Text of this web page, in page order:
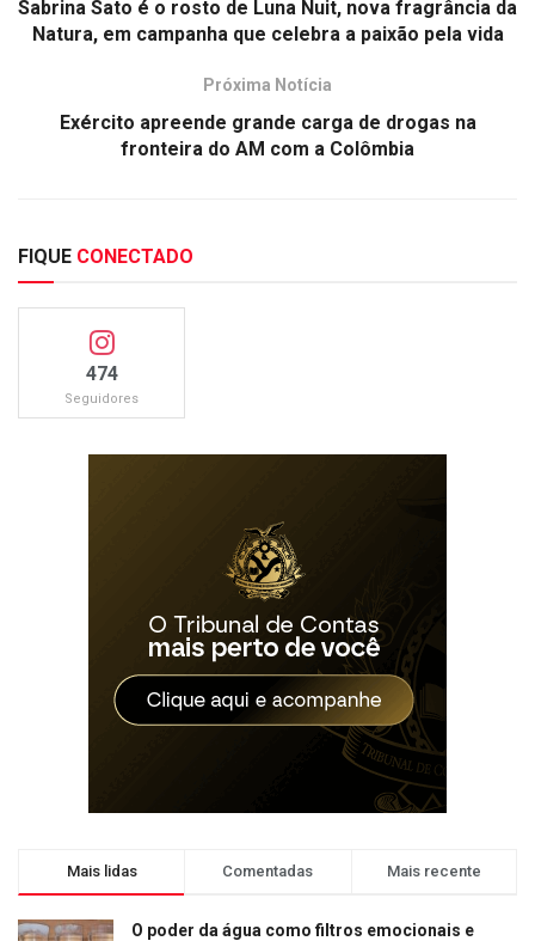
Sabrina Sato é o rosto de Luna Nuit, nova fragrância da
Natura, em campanha que celebra a paixão pela vida
Próxima Notícia
Exército apreende grande carga de drogas na
fronteira do AM com a Colômbia
FIQUE CONECTADO
474
Seguidores
Mais lidas Comentadas Mais recente
O poder da água como filtros emocionais e